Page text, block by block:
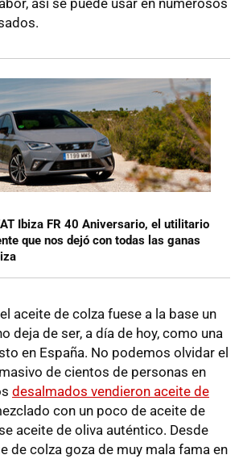
así se puede usar en numerosos
Ibiza FR 40 Aniversario, el utilitario
que nos dejó con todas las ganas
aceite de colza fuese a la base un
deja de ser, a día de hoy, como una
en España. No podemos olvidar el
de cientos de personas en
desalmados vendieron aceite de
con un poco de aceite de
aceite de oliva auténtico. Desde
de colza goza de muy mala fama en